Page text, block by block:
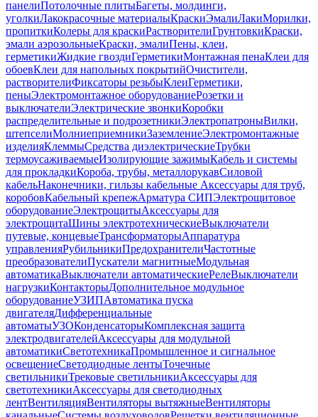
панелиПотолочные плитыБагеты, молдинги,
уголкиЛакокрасочные материалыКраскиЭмалиЛакиМорилки,
пропиткиКолеры для краскиРастворителиГрунтовкиКраски,
эмали аэрозольныеКраски, эмалиПены, клеи,
герметикиЖидкие гвоздиГерметикиМонтажная пенаКлеи для
обоевКлеи для напольных покрытийОчистители,
растворителиФиксаторы резьбыКлеиГерметики,
пеныЭлектромонтажное оборудованиеРозетки и
выключателиЭлектрические звонкиКоробки
распределительные и подрозетникиЭлектропатроныВилки,
штепселиМолниеприемникиЗаземлениеЭлектромонтажные
изделияКлеммыСредства диэлектрическиеТрубки
термоусаживаемыеИзолирующие зажимыКабель и системы
для прокладкиКороба, трубы, металлорукавСиловой
кабельНаконечники, гильзы кабельные Аксессуары для труб,
коробовКабельный крепежАрматура СИПЭлектрощитовое
оборудованиеЭлектрощитыАксессуары для
электрощитаШины электротехническиеВыключатели
путевые, концевыеТрансформаторыАппаратура
управленияРубильникиПредохранителиЧастотные
преобразователиПускатели магнитныеМодульная
автоматикаВыключатели автоматическиеРелеВыключатели
нагрузкиКонтакторыДополнительное модульное
оборудованиеУЗИПАвтоматика пуска
двигателяДифференциальные
автоматыУЗОКонденсаторыКомплексная защита
электродвигателейАксессуары для модульной
автоматикиСветотехникаПромышленное и сигнальное
освещениеСветодиодные лентыТочечные
светильникиТрековые светильникиАксессуары для
светотехникиАксессуары для светодиодных
лентВентиляцияВентиляторы вытяжныеВентиляторы